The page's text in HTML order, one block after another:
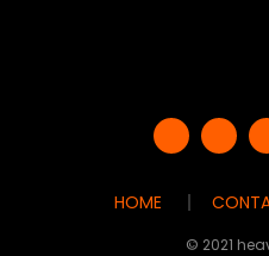
HOME
© 2021